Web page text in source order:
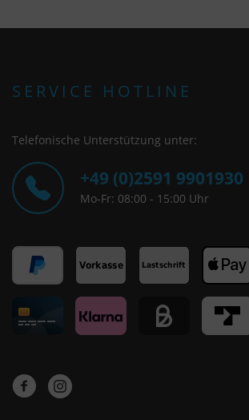
SERVICE HOTLINE
Telefonische Unterstützung unter:
+49 (0)2591 9901930
Mo-Fr: 08:00 - 15:00 Uhr